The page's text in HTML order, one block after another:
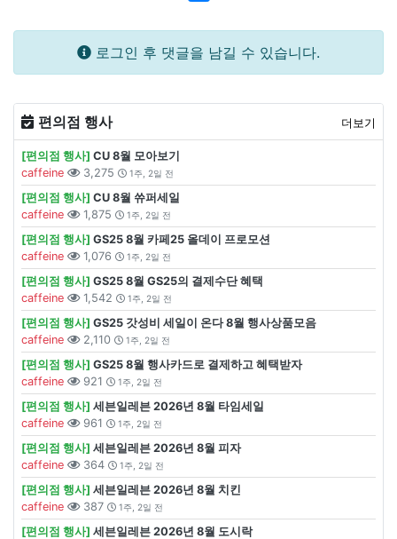
로그인 후 댓글을 남길 수 있습니다.
편의점 행사 더보기
[편의점 행사] CU 8월 모아보기
caffeine
3,275 1주, 2일 전
[편의점 행사] CU 8월 쓔퍼세일
caffeine
1,875 1주, 2일 전
[편의점 행사] GS25 8월 카페25 올데이 프로모션
caffeine
1,076 1주, 2일 전
[편의점 행사] GS25 8월 GS25의 결제수단 혜택
caffeine
1,542 1주, 2일 전
[편의점 행사] GS25 갓성비 세일이 온다 8월 행사상품모음
caffeine
2,110 1주, 2일 전
[편의점 행사] GS25 8월 행사카드로 결제하고 혜택받자
caffeine
921 1주, 2일 전
[편의점 행사] 세븐일레븐 2026년 8월 타임세일
caffeine
961 1주, 2일 전
[편의점 행사] 세븐일레븐 2026년 8월 피자
caffeine
364 1주, 2일 전
[편의점 행사] 세븐일레븐 2026년 8월 치킨
caffeine
387 1주, 2일 전
[편의점 행사] 세븐일레븐 2026년 8월 도시락